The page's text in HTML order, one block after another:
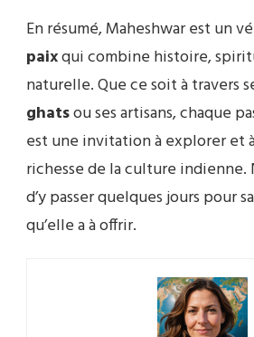
En résumé, Maheshwar est un
paixqui combine histoire,
naturelle. Que ce soit à travers
ghatsou ses artisans, chaque
est une invitation à explorer et
richesse de la culture indienne.
d’y passer quelques jours pour
qu’elle a à offrir.